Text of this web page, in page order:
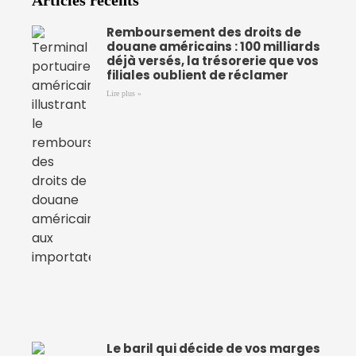
Remboursement des droits de
douane américains : 100 milliards
déjà versés, la trésorerie que vos
filiales oublient de réclamer
Lire plus »
Le baril qui décide de vos marges